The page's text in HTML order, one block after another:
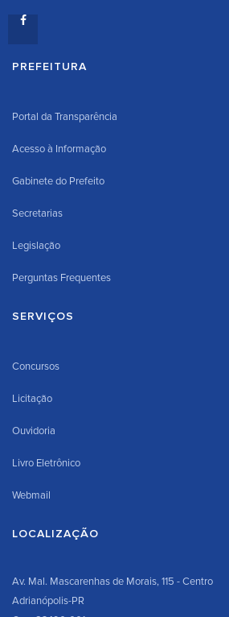
PREFEITURA
Portal da Transparência
Acesso à Informação
Gabinete do Prefeito
Secretarias
Legislação
Perguntas Frequentes
SERVIÇOS
Concursos
Licitação
Ouvidoria
Livro Eletrônico
Webmail
LOCALIZAÇÃO
Av. Mal. Mascarenhas de Morais, 115 - Centro
Adrianópolis-PR